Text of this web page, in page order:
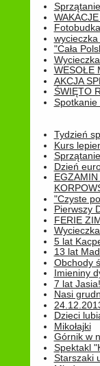
Fotobudka
"Cała
WESOŁE
AKCJA
ŚWIĘTO
Spotkanie
Tydzień
Kurs
Dzień
"Czyste
Pierwszy
FERIE
5 lat
13 lat
Obchody
Imieniny
7 lat Jasia!
Nasi
Dzieci
Mikołajki
Górnik w
Spektakl
Starszaki